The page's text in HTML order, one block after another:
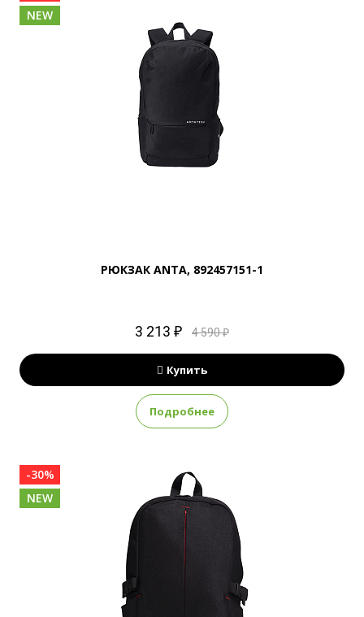
NEW
РЮКЗАК ANTA, 892457151-1
3 213 ₽ 4 590 ₽
Купить
Подробнее
-30%
NEW